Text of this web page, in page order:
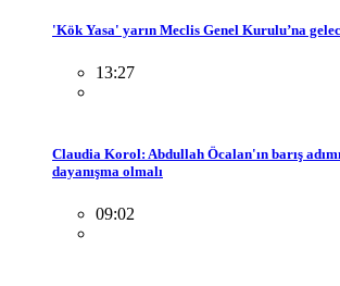
'Kök Yasa' yarın Meclis Genel Kurulu’na
13:27
Claudia Korol: Abdullah Öcalan'ın barış
dayanışma olmalı
09:02